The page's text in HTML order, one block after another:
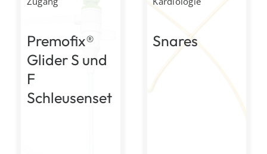
Premofix®
Glider S und
F
Schleusenset
Snares